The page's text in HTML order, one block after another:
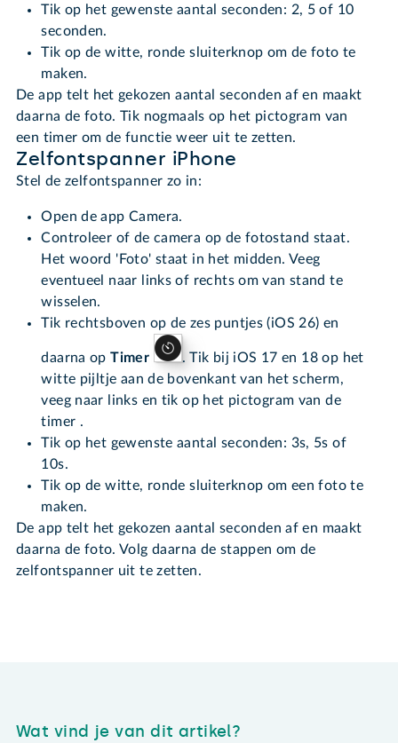
Tik op het gewenste aantal seconden: 2, 5 of 10
seconden.
Tik op de witte, ronde sluiterknop om de foto te
maken.
De app telt het gekozen aantal seconden af en maakt
daarna de foto. Tik nogmaals op het pictogram van
een timer om de functie weer uit te zetten.
Zelfontspanner iPhone
Stel de zelfontspanner zo in:
Open de app Camera.
Controleer of de camera op de fotostand staat.
Het woord 'Foto' staat in het midden. Veeg
eventueel naar links of rechts om van stand te
wisselen.
Tik rechtsboven op de zes puntjes (iOS 26) en
daarna opTimer
. Tik bij iOS 17 en 18 op het
witte pijltje aan de bovenkant van het scherm,
veeg naar links en tik op het pictogram van de
timer .
Tik op het gewenste aantal seconden: 3s, 5s of
10s.
Tik op de witte, ronde sluiterknop om een foto te
maken.
De app telt het gekozen aantal seconden af en maakt
daarna de foto. Volg daarna de stappen om de
zelfontspanner uit te zetten.
Wat vind je van dit artikel?